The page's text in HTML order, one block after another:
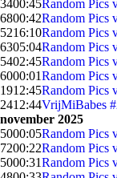
3400:45Random Pics
6800:42Random Pics
5216:10Random Pics
6305:04Random Pics
5402:45Random Pics
6000:01Random Pics
1912:45Random Pics
2412:44VrijMiBabes
november 2025
5000:05Random Pics
7200:22Random Pics
5000:31Random Pics